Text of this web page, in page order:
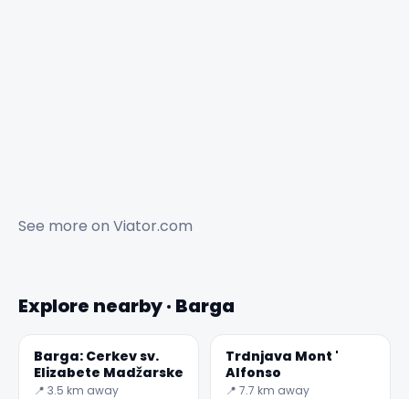
See more on Viator.com
Explore nearby · Barga
Barga: Cerkev sv.
Elizabete Madžarske
📍 3.5 km away
Trdnjava Mont '
Alfonso
📍 7.7 km away